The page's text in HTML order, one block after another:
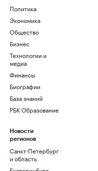
Политика
Экономика
Общество
Бизнес
Технологии и
медиа
Финансы
Биографии
База знаний
РБК Образование
Новости
регионов
Санкт-Петербург
и область